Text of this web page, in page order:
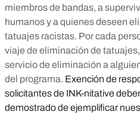
miembros de bandas, a
humanos y a quienes deseen
tatuajes racistas. Por cada
viaje de eliminación de
servicio de eliminación a
del programa. Exención de
solicitantes de INK-nitative
demostrado de ejemplificar